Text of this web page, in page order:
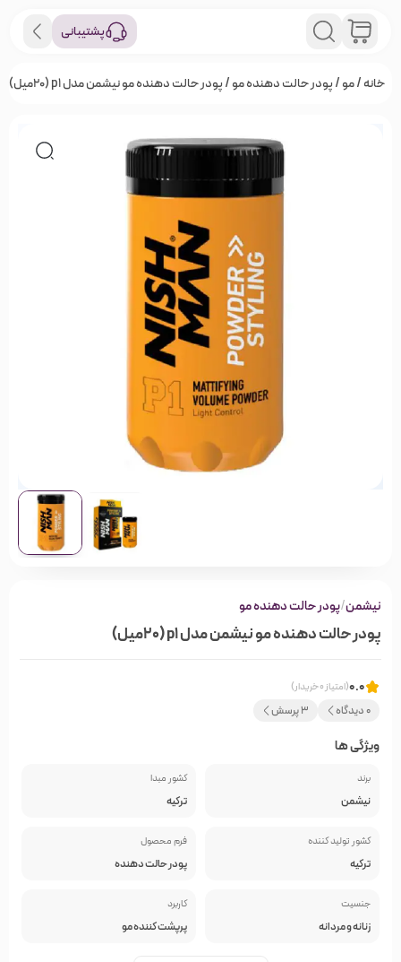
پشتیبانی
خانه/مو/پودر حالت دهنده مو/ پودر حالت دهنده مو نیشمن مدل p1 (20میل)
نیشمن/پودر حالت دهنده مو
پودر حالت دهنده مو نیشمن مدل p1 (20میل)
0.0(امتیاز 0 خریدار)
0 دیدگاه 3 پرسش
ویژگی ها
برند
نیشمن
کشور مبدا
ترکیه
کشور تولید کننده
ترکیه
فرم محصول
پودر حالت دهنده
جنسیت
زنانه و مردانه
کاربرد
پرپشت کننده مو